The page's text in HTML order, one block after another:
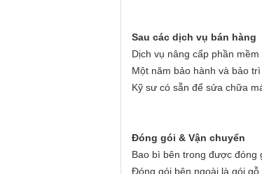
Sau các dịch vụ bán hàng
Dịch vụ nâng cấp phần
Một năm bảo hành và bảo trì
Kỹ sư có sẵn để sửa chữa
Đóng gói & Vận chuyển
Bao bì bên trong được đóng
Đóng gói bên ngoài là gói gỗ